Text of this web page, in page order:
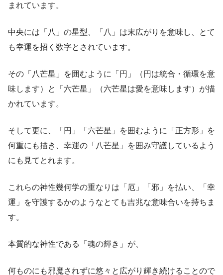
まれています。
中央には「八」の星型、「八」は末広がりを意味し、とて
も幸運を招く数字とされています。
その「八芒星」を囲むように「円」（円は統合・循環を意
味します）と「六芒星」（六芒星は愛を意味します）が描
かれています。
そして更に、「円」「六芒星」を囲むように「正方形」を
何重にも描き、幸運の「八芒星」を囲み守護しているよう
にも見てとれます。
これらの神性幾何学の重なりは「厄」「邪」を払い、「幸
運」を守護するかのようなとても吉兆な意味合いを持ちま
す。
本質的な神性である「魂の輝き」が、
何ものにも邪魔されずに悠々と広がり輝き続けることので